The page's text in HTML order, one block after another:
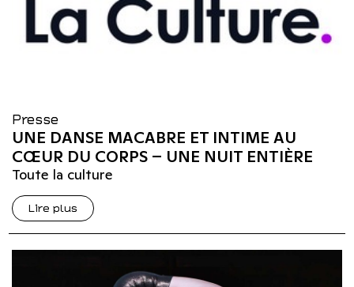
Presse
UNE DANSE MACABRE ET INTIME AU
CŒUR DU CORPS – UNE NUIT ENTIÈRE
Toute la culture
Lire plus